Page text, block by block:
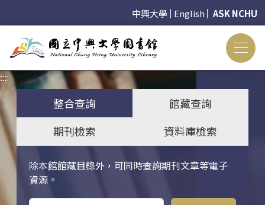
中興大學 English ASK NCHU
:::
整合查詢
館藏查詢
期刊檢索
資料庫檢索
除本館館藏目錄外，可同時查詢期刊文章等電子
資源。
關鍵字搜尋